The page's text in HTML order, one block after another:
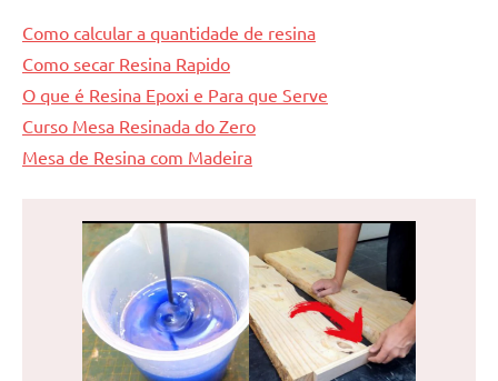
Como calcular a quantidade de resina
Como secar Resina Rapido
O que é Resina Epoxi e Para que Serve
Curso Mesa Resinada do Zero
Mesa de Resina com Madeira